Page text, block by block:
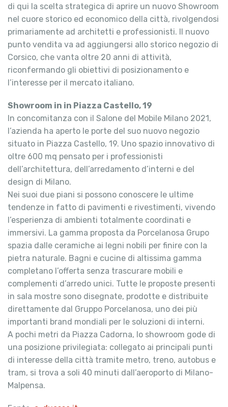
di qui la scelta strategica di aprire un nuovo Showroom
nel cuore storico ed economico della città, rivolgendosi
primariamente ad architetti e professionisti. Il nuovo
punto vendita va ad aggiungersi allo storico negozio di
Corsico, che vanta oltre 20 anni di attività,
riconfermando gli obiettivi di posizionamento e
l’interesse per il mercato italiano.
Showroom in in Piazza Castello, 19
In concomitanza con il Salone del Mobile Milano 2021,
l’azienda ha aperto le porte del suo nuovo negozio
situato in Piazza Castello, 19. Uno spazio innovativo di
oltre 600 mq pensato per i professionisti
dell’architettura, dell’arredamento d’interni e del
design di Milano.
Nei suoi due piani si possono conoscere le ultime
tendenze in fatto di pavimenti e rivestimenti, vivendo
l’esperienza di ambienti totalmente coordinati e
immersivi. La gamma proposta da Porcelanosa Grupo
spazia dalle ceramiche ai legni nobili per finire con la
pietra naturale. Bagni e cucine di altissima gamma
completano l’offerta senza trascurare mobili e
complementi d’arredo unici. Tutte le proposte presenti
in sala mostre sono disegnate, prodotte e distribuite
direttamente dal Gruppo Porcelanosa, uno dei più
importanti brand mondiali per le soluzioni di interni.
A pochi metri da Piazza Cadorna, lo showroom gode di
una posizione privilegiata: collegato ai principali punti
di interesse della città tramite metro, treno, autobus e
tram, si trova a soli 40 minuti dall’aeroporto di Milano-
Malpensa.